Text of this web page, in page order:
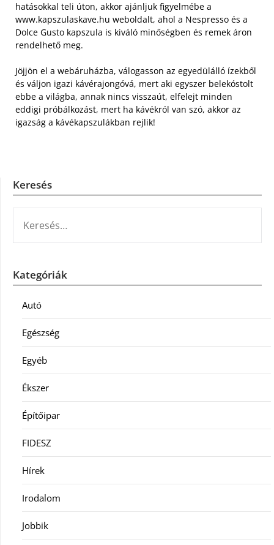
hatásokkal teli úton, akkor ajánljuk figyelmébe a
www.kapszulaskave.hu weboldalt, ahol a Nespresso és a
Dolce Gusto kapszula is kiváló minőségben és remek áron
rendelhető meg.
Jöjjön el a webáruházba, válogasson az egyedülálló ízekből
és váljon igazi kávérajongóvá, mert aki egyszer belekóstolt
ebbe a világba, annak nincs visszaút, elfelejt minden
eddigi próbálkozást, mert ha kávékról van szó, akkor az
igazság a kávékapszulákban rejlik!
Keresés
Kategóriák
Autó
Egészség
Egyéb
Ékszer
Építőipar
FIDESZ
Hírek
Irodalom
Jobbik